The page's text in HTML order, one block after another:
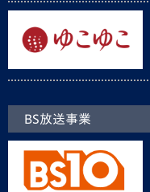
BS放送事業